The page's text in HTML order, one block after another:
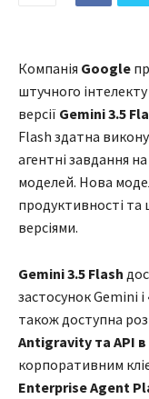
Компанія Google
штучного інтелекту
версії Gemini3.5
Flash здатна
агентні завдання
моделей. Нова
продуктивності та
версіями.
Gemini 3.5 Flash
застосунок Gemini
також доступна
Antigravity та API
корпоративним
Enterprise Agent